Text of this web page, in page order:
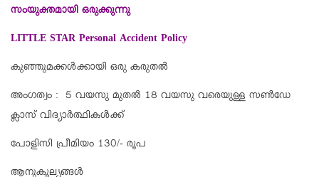
സംയുക്തമായി ഒരുക്കുന്നു
LITTLE STAR Personal Accident Policy
കുഞ്ഞുമക്കള്‍ക്കായി ഒരു കരുതല്‍
അംഗത്വം : 5 വയസു മുതല്‍ 18 വയസു വരെയുള്ള സണ്‍ഡേ
ക്ലാസ് വിദ്യാര്‍ത്ഥികള്‍ക്ക്
പോളിസി പ്രീമിയം 130/- രൂപ
ആനുകൂല്യങ്ങള്‍